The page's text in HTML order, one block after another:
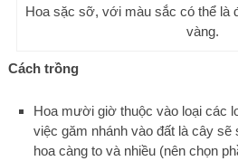
Hoa sặc sỡ, với màu sắc có thể là
vàng.
Cách trồng
Hoa mười giờ thuộc vào loại các
việc găm nhánh vào đất là cây sẽ
hoa càng to và nhiều (nên chọn